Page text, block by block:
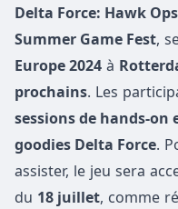
Delta Force: Hawk Ops
Summer Game Fest,
Europe 2024 à
prochains. Les
sessions de hands-on
goodies Delta Force.
assister, le jeu sera
du 18 juillet, comme